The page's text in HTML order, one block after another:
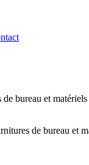
bureau et
de bureau et